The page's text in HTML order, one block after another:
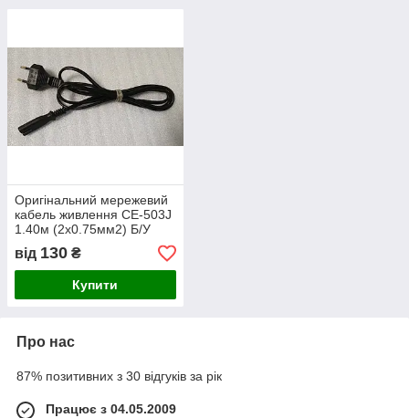
Оригінальний мережевий
кабель живлення CE-503J
1.40м (2x0.75мм2) Б/У
від 130 ₴
Купити
Про нас
87% позитивних з 30 відгуків за рік
Працює з 04.05.2009